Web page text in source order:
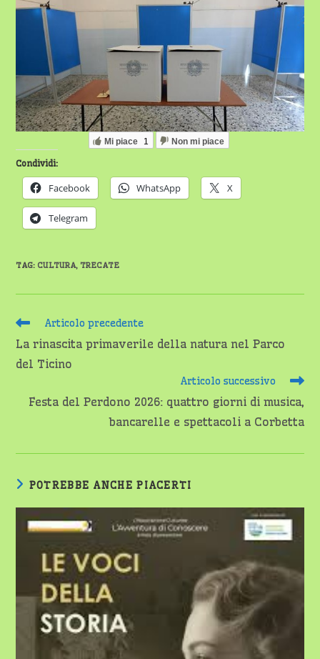
Mi piace 1 Non mi piace
Condividi:
Facebook WhatsApp X
Telegram
TAG: CULTURA, TRECATE
Leggi
articoli
Articolo precedente
La rinascita primaverile della natura nel Parco
del Ticino
Articolo successivo
Festa del Perdono 2026: quattro giorni di musica,
bancarelle e spettacoli a Corbetta
POTREBBE ANCHE PIACERTI